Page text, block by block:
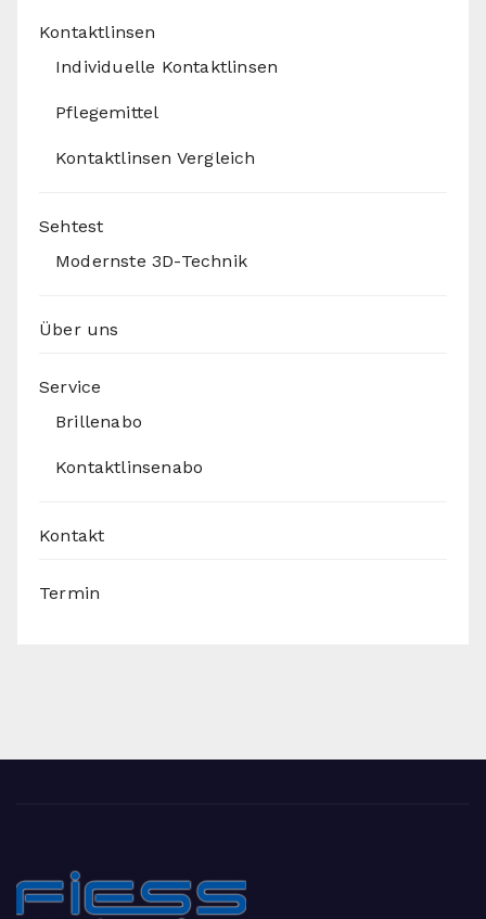
Kontaktlinsen
Individuelle Kontaktlinsen
Pflegemittel
Kontaktlinsen Vergleich
Sehtest
Modernste 3D-Technik
Über uns
Service
Brillenabo
Kontaktlinsenabo
Kontakt
Termin